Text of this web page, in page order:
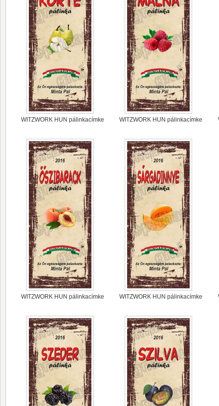
WITZWORK HUN pálinkacímke WITZWORK HUN pálinkacímke
WITZWORK HUN pálinkacímke WITZWORK HUN pálinkacímke